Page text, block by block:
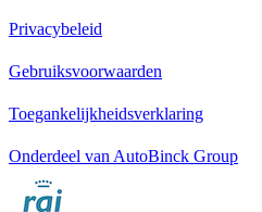
Privacybeleid
Gebruiksvoorwaarden
Toegankelijkheidsverklaring
Onderdeel van AutoBinck Group